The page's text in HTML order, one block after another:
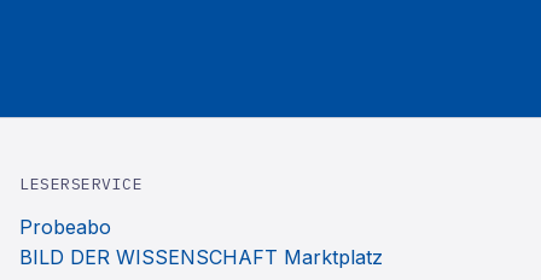
LESERSERVICE
Probeabo
BILD DER WISSENSCHAFT Marktplatz